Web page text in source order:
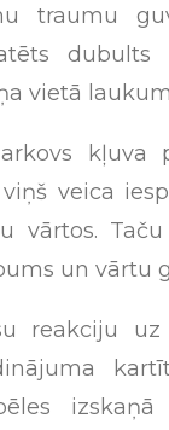
traumu
dubults
vietā
kļuva
veica
vārtos.
un vārtu
reakciju uz